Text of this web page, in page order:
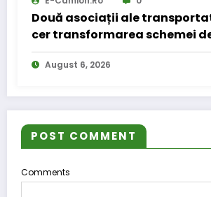
Două asociații ale
cer transformarea schemei
compensare a accizei în
permanent
August 6, 2026
POST COMMENT
Comments